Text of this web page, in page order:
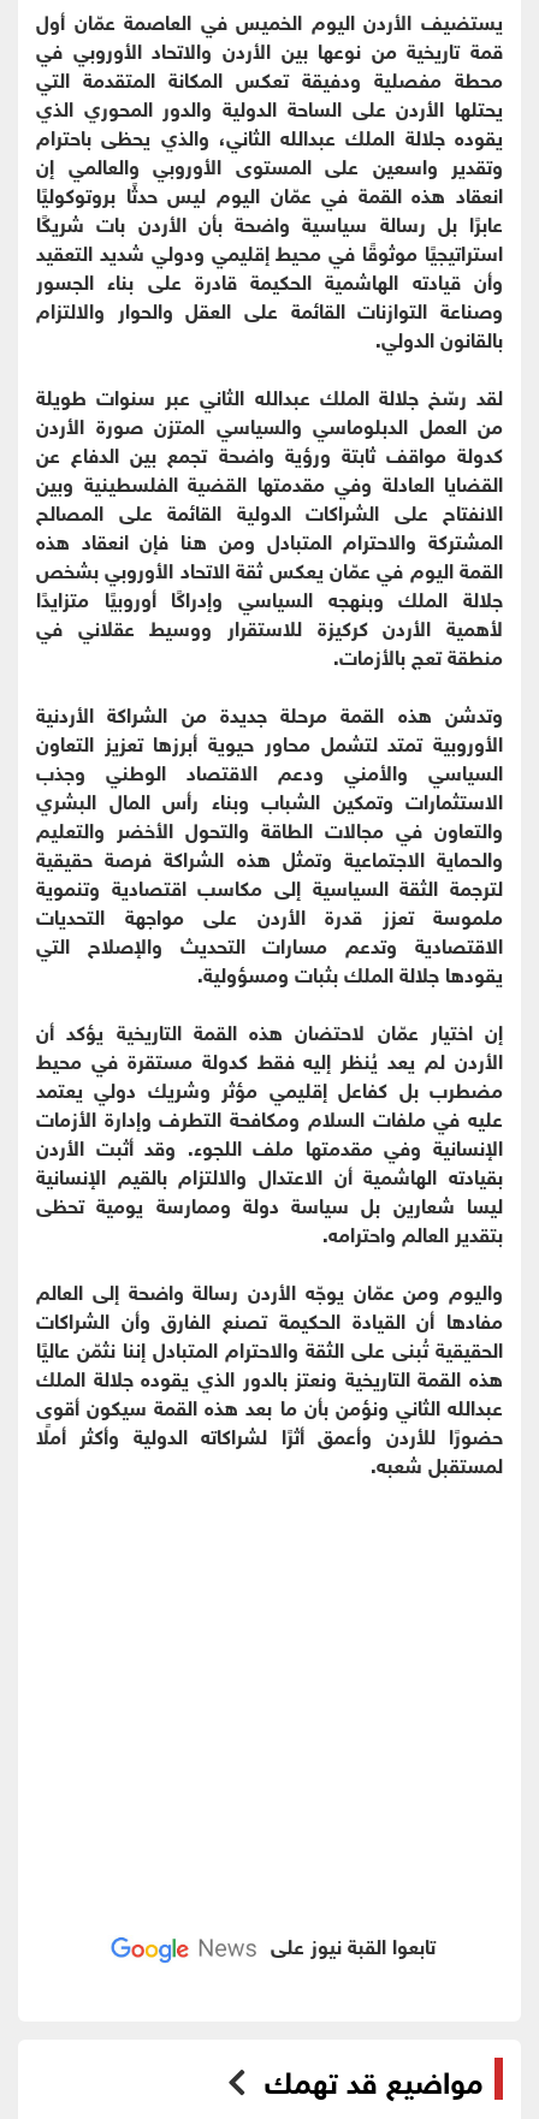
يستضيف الأردن اليوم الخميس في العاصمة عمّان أول
قمة تاريخية من نوعها بين الأردن والاتحاد الأوروبي في
محطة مفصلية ودفيقة تعكس المكانة المتقدمة التي
يحتلها الأردن على الساحة الدولية والدور المحوري الذي
يقوده جلالة الملك عبدالله الثاني، والذي يحظى باحترام
وتقدير واسعين على المستوى الأوروبي والعالمي إن
انعقاد هذه القمة في عمّان اليوم ليس حدثًا بروتوكوليًا
عابرًا بل رسالة سياسية واضحة بأن الأردن بات شريكًا
استراتيجيًا موثوقًا في محيط إقليمي ودولي شديد التعقيد
وأن قيادته الهاشمية الحكيمة قادرة على بناء الجسور
وصناعة التوازنات القائمة على العقل والحوار والالتزام
بالقانون الدولي.
لقد رسّخ جلالة الملك عبدالله الثاني عبر سنوات طويلة
من العمل الدبلوماسي والسياسي المتزن صورة الأردن
كدولة مواقف ثابتة ورؤية واضحة تجمع بين الدفاع عن
القضايا العادلة وفي مقدمتها القضية الفلسطينية وبين
الانفتاح على الشراكات الدولية القائمة على المصالح
المشتركة والاحترام المتبادل ومن هنا فإن انعقاد هذه
القمة اليوم في عمّان يعكس ثقة الاتحاد الأوروبي بشخص
جلالة الملك وبنهجه السياسي وإدراكًا أوروبيًا متزايدًا
لأهمية الأردن كركيزة للاستقرار ووسيط عقلاني في
منطقة تعج بالأزمات.
وتدشن هذه القمة مرحلة جديدة من الشراكة الأردنية
الأوروبية تمتد لتشمل محاور حيوية أبرزها تعزيز التعاون
السياسي والأمني ودعم الاقتصاد الوطني وجذب
الاستثمارات وتمكين الشباب وبناء رأس المال البشري
والتعاون في مجالات الطاقة والتحول الأخضر والتعليم
والحماية الاجتماعية وتمثل هذه الشراكة فرصة حقيقية
لترجمة الثقة السياسية إلى مكاسب اقتصادية وتنموية
ملموسة تعزز قدرة الأردن على مواجهة التحديات
الاقتصادية وتدعم مسارات التحديث والإصلاح التي
يقودها جلالة الملك بثبات ومسؤولية.
إن اختيار عمّان لاحتضان هذه القمة التاريخية يؤكد أن
الأردن لم يعد يُنظر إليه فقط كدولة مستقرة في محيط
مضطرب بل كفاعل إقليمي مؤثر وشريك دولي يعتمد
عليه في ملفات السلام ومكافحة التطرف وإدارة الأزمات
الإنسانية وفي مقدمتها ملف اللجوء. وقد أثبت الأردن
بقيادته الهاشمية أن الاعتدال والالتزام بالقيم الإنسانية
ليسا شعارين بل سياسة دولة وممارسة يومية تحظى
بتقدير العالم واحترامه.
واليوم ومن عمّان يوجّه الأردن رسالة واضحة إلى العالم
مفادها أن القيادة الحكيمة تصنع الفارق وأن الشراكات
الحقيقية تُبنى على الثقة والاحترام المتبادل إننا نثمّن عاليًا
هذه القمة التاريخية ونعتز بالدور الذي يقوده جلالة الملك
عبدالله الثاني ونؤمن بأن ما بعد هذه القمة سيكون أقوى
حضورًا للأردن وأعمق أثرًا لشراكاته الدولية وأكثر أملًا
لمستقبل شعبه.
تابعوا القبة نيوز على
مواضيع قد تهمك